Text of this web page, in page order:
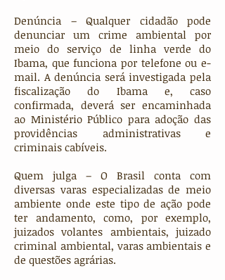
Denúncia – Qualquer cidadão pode
denunciar um crime ambiental por
meio do serviço de linha verde do
Ibama, que funciona por telefone ou e-
mail. A denúncia será investigada pela
fiscalização do Ibama e, caso
confirmada, deverá ser encaminhada
ao Ministério Público para adoção das
providências administrativas e
criminais cabíveis.
Quem julga – O Brasil conta com
diversas varas especializadas de meio
ambiente onde este tipo de ação pode
ter andamento, como, por exemplo,
juizados volantes ambientais, juizado
criminal ambiental, varas ambientais e
de questões agrárias.